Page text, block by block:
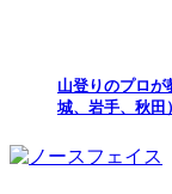
山登りのプロ
城、岩手、秋田）